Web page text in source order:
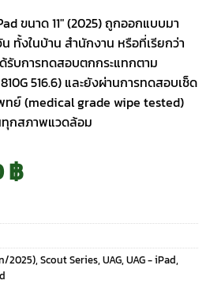
ขนาด 11″ (2025) ถูกออกแบบมา
น ทั้งในบ้าน สำนักงาน หรือที่เรียกว่า
รับการทดสอบตกกระแทกตาม
516.6) และยังผ่านการทดสอบเช็ด
ทย์ (medical grade wipe tested)
ทุกสภาพแวดล้อม
฿Current
price
is:
2025), Scout Series, UAG, UAG - iPad,